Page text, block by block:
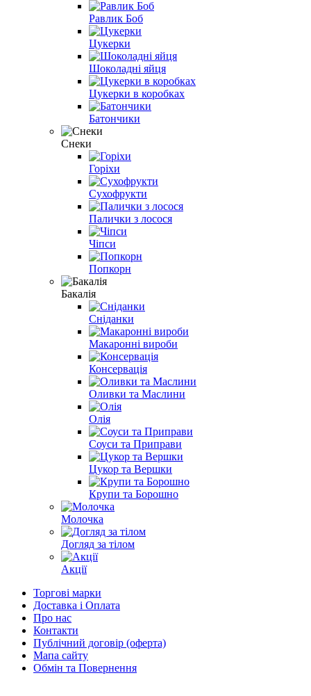
Равлик Боб
Цукерки
Шоколадні яйця
Цукерки в коробках
Батончики
Снеки
Горіхи
Сухофрукти
Палички з лосося
Чіпси
Попкорн
Бакалія
Сніданки
Макаронні вироби
Консервація
Оливки та Маслини
Олія
Соуси та Приправи
Цукор та Вершки
Крупи та Борошно
Молочка
Догляд за тілом
Акції
Торгові марки
Доставка і Оплата
Про нас
Контакти
Публічний договір (оферта)
Мапа сайту
Обмін та Повернення